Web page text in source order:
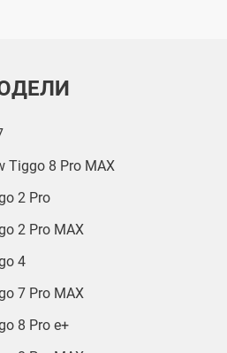
Tiggo 8 Pro MAX
2 Pro
2 Pro MAX
4
7 Pro MAX
8 Pro e+